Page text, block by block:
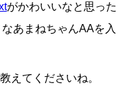
がかわいいなと思った
あまねちゃんAAを入
えてくださいね。